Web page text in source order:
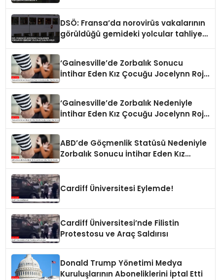
DSÖ: Fransa’da norovirüs vakalarının
görüldüğü gemideki yolcular tahliye
‘Gainesville’de Zorbalık Sonucu
İntihar Eden Kız Çocuğu Jocelynn Rojo
‘Gainesville’de Zorbalık Nedeniyle
İntihar Eden Kız Çocuğu Jocelynn Rojo
ABD’de Göçmenlik Statüsü Nedeniyle
Zorbalık Sonucu İntihar Eden Kız
Cardiff Üniversitesi Eylemde!
Cardiff Üniversitesi’nde Filistin
Protestosu ve Araç Saldırısı
Donald Trump Yönetimi Medya
Kuruluşlarının Aboneliklerini İptal Etti